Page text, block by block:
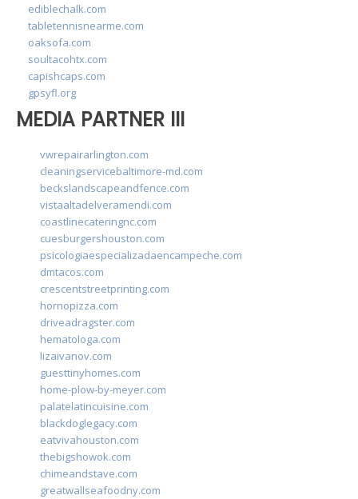
ediblechalk.com
tabletennisnearme.com
oaksofa.com
soultacohtx.com
capishcaps.com
gpsyfl.org
MEDIA PARTNER III
vwrepairarlington.com
cleaningservicebaltimore-md.com
beckslandscapeandfence.com
vistaaltadelveramendi.com
coastlinecateringnc.com
cuesburgershouston.com
psicologiaespecializadaencampeche.com
dmtacos.com
crescentstreetprinting.com
hornopizza.com
driveadragster.com
hematologa.com
lizaivanov.com
guesttinyhomes.com
home-plow-by-meyer.com
palatelatincuisine.com
blackdoglegacy.com
eatvivahouston.com
thebigshowok.com
chimeandstave.com
greatwallseafoodny.com